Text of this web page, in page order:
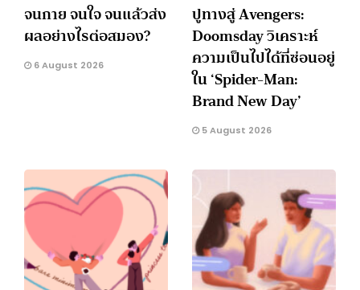
จนกาย จนใจ จนแล้วส่ง
ผลอย่างไรต่อสมอง?
6 August 2026
ปูทางสู่ Avengers:
Doomsday วิเคราะห์
ความเป็นไปได้ที่ซ่อนอยู่
ใน ‘Spider-Man:
Brand New Day’
5 August 2026